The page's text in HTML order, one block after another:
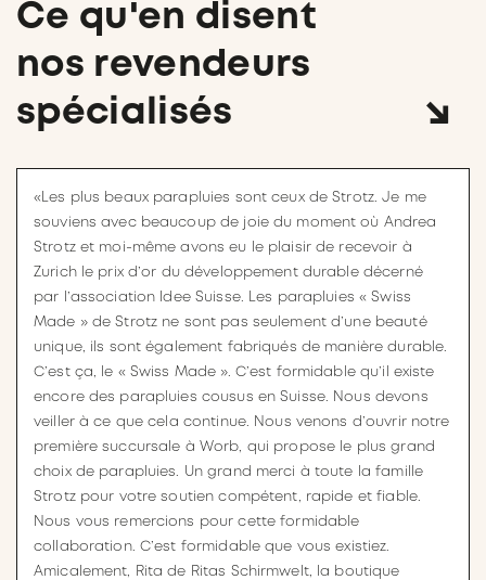
Ce qu'en disent
nos revendeurs
spécialisés
«Les plus beaux parapluies sont ceux de Strotz. Je me
souviens avec beaucoup de joie du moment où Andrea
Strotz et moi-même avons eu le plaisir de recevoir à
Zurich le prix d’or du développement durable décerné
par l’association Idee Suisse. Les parapluies « Swiss
Made » de Strotz ne sont pas seulement d’une beauté
unique, ils sont également fabriqués de manière durable.
C’est ça, le « Swiss Made ». C’est formidable qu’il existe
encore des parapluies cousus en Suisse. Nous devons
veiller à ce que cela continue. Nous venons d’ouvrir notre
première succursale à Worb, qui propose le plus grand
choix de parapluies. Un grand merci à toute la famille
Strotz pour votre soutien compétent, rapide et fiable.
Nous vous remercions pour cette formidable
collaboration. C’est formidable que vous existiez.
Amicalement, Rita de Ritas Schirmwelt, la boutique